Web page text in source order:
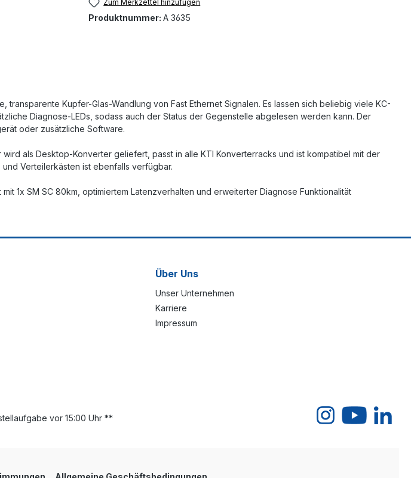
Zum Merkzettel hinzufügen
Produktnummer: A 3635
Kupfer-Glas-Wandlung von Fast Ethernet Signalen. Es lassen sich beliebig viele KC-
Diagnose-LEDs, sodass auch der Status der Gegenstelle abgelesen werden kann. Der
oder zusätzliche Software.
als Desktop-Konverter geliefert, passt in alle KTI Konverterracks und ist kompatibel mit der
Verteilerkästen ist ebenfalls verfügbar.
1x SM SC 80km, optimiertem Latenzverhalten und erweiterter Diagnose Funktionalität
Über Uns
Unser Unternehmen
Karriere
Impressum
vor 15:00 Uhr **